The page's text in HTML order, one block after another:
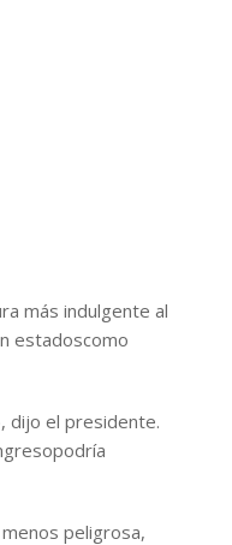
más indulgente al
estadoscomo
dijo el presidente.
peligrosa,